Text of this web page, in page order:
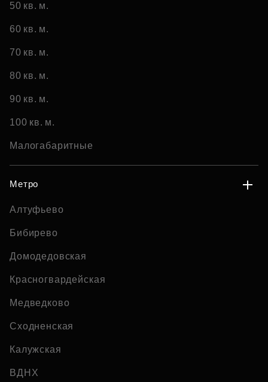
50 кв. м.
60 кв. м.
70 кв. м.
80 кв. м.
90 кв. м.
100 кв. м.
Малогабаритные
Метро
Алтуфьево
Бибирево
Домодедовская
Красногвардейская
Медведково
Сходненская
Калужская
ВДНХ